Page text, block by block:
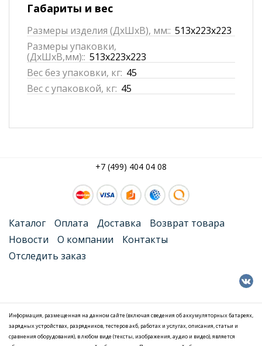
Габариты и вес
Размеры изделия (ДхШхВ), мм:: 513x223x223
Размеры упаковки,
(ДхШхВ,мм):: 513x223x223
Вес без упаковки, кг: 45
Вес с упаковкой, кг: 45
+7 (499) 404 04 08
Каталог Оплата Доставка
Возврат товара
Новости
О компании
Контакты
Отследить заказ
Информация, размещенная на данном сайте (включая сведения об аккумуляторных батареях,
зарядных устройствах, разрядников, тестеров акб, работах и услугах, описания, статьи и
сравнения оборудования), в любом виде (тексты, изображения, аудио и видео), является